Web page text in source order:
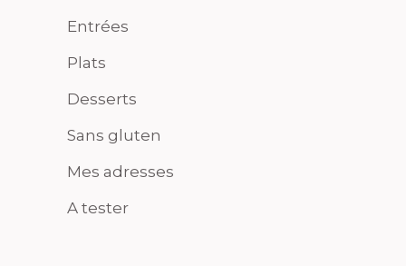
Entrées
Plats
Desserts
Sans gluten
Mes adresses
A tester